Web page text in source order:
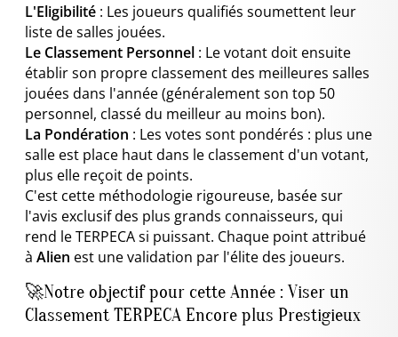
L'Eligibilité : Les joueurs qualifiés soumettent leur
liste de salles jouées.
Le Classement Personnel : Le votant doit ensuite
établir son propre classement des meilleures salles
jouées dans l'année (généralement son top 50
personnel, classé du meilleur au moins bon).
La Pondération : Les votes sont pondérés : plus une
salle est place haut dans le classement d'un votant,
plus elle reçoit de points.
C'est cette méthodologie rigoureuse, basée sur
l'avis exclusif des plus grands connaisseurs, qui
rend le TERPECA si puissant. Chaque point attribué
à Alien est une validation par l'élite des joueurs.
🚀Notre objectif pour cette Année : Viser un
Classement TERPECA Encore plus Prestigieux